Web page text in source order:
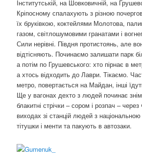
Інститутській, на Шовковичній, на
Кріпосному спалахують з різною
їх бруківкою, коктейлями Молотова,
газом, світлошумовими гранатами і
Сили нерівні. Півдня протистоянь, але
відтісняють. Починаємо залишати парк
а потім по Грушевського: хто пірнає в
а хтось відходить до Лаври. Тікаємо.
метро, повертається на Майдан, інші
Ще у вагонах дехто з людей починає
блакитні стрічки – сором і розпач –
виходах зі станцій людей з
тітушки і менти та пакують в автозаки.